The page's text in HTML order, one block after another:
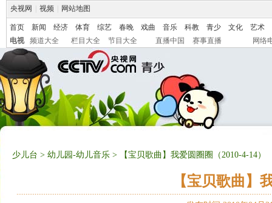
央视网 视频 网站地图
首页 新闻 经济 体育 综艺 春晚 戏曲 音乐 科教 青少 文化
艺术
电视
频道大全 栏目大全 节目大全 直播中国 赛事直播 网络
少儿台 > 幼儿园-幼儿音乐 > 【宝贝歌曲】我爱圆圈圈（2010-4-14）
【宝贝歌曲】